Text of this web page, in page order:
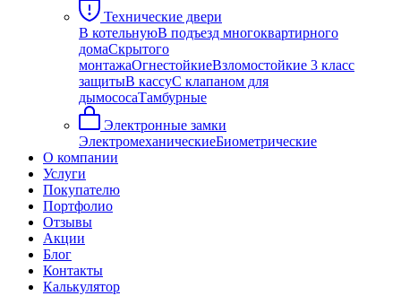
Технические двери
В котельнуюВ подъезд многоквартирного
домаСкрытого
монтажаОгнестойкиеВзломостойкие 3 класс
защитыВ кассуС клапаном для
дымососаТамбурные
Электронные замки
ЭлектромеханическиеБиометрические
О компании
Услуги
Покупателю
Портфолио
Отзывы
Акции
Блог
Контакты
Калькулятор